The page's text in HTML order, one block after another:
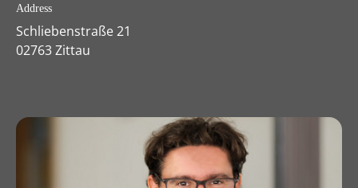
Address
Schliebenstraße 21
02763 Zittau